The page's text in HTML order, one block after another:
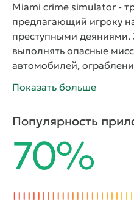
Miami crime simulator -
предлагающий игроку
преступными деяниями.
выполнять опасные
автомобилей,
просто взять базуку и
воспользоваться
огнестрельного
который входит
автомобилей.
Показать больше
Популярность
70%